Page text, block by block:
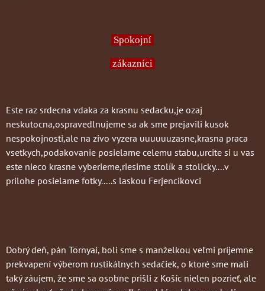
Spokojní
zákazníci
Este raz srdecna vdaka za krasnu sedacku,je ozaj
neskutocna,ospravedlnujeme sa ak sme prejavili kusok
nespokojnosti,ale na zivo vyzera uuuuuuzasne,krasna praca
vsetkych,podakovanie posielame celemu stabu,urcite si u vas
este nieco krasne vyberieme,riesime stolík a stolicky....v
prilohe posielame fotky.....s laskou Ferjencikovci
Dobrý deň, pán Tornyai, boli sme s manželkou veľmi príjemne
prekvapení výberom rustikálnych sedačiek, o ktoré sme mali
taký záujem, že sme sa osobne prišli z Košíc nielen pozrieť, ale